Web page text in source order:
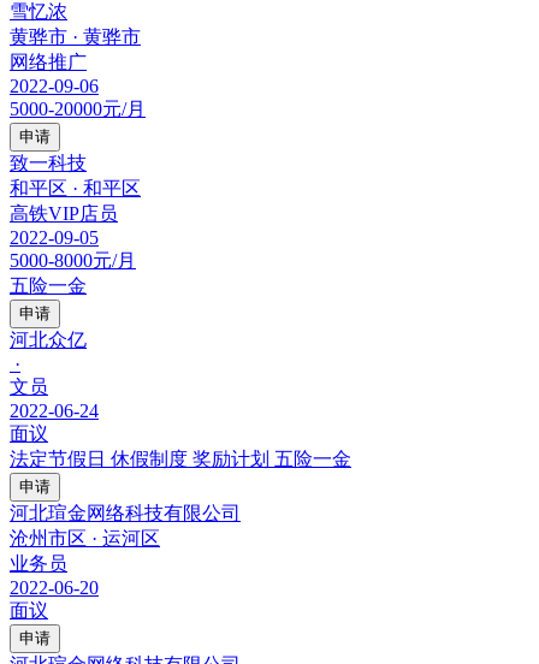
雪忆浓
黄骅市 · 黄骅市
网络推广
2022-09-06
5000-20000元/月
申请
致一科技
和平区 · 和平区
高铁VIP店员
2022-09-05
5000-8000元/月
五险一金
申请
河北众亿
·
文员
2022-06-24
面议
法定节假日 休假制度 奖励计划 五险一金
申请
河北瑄金网络科技有限公司
沧州市区 · 运河区
业务员
2022-06-20
面议
申请